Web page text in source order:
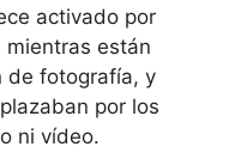
activado por
mientras están
de fotografía, y
por los
ni vídeo.